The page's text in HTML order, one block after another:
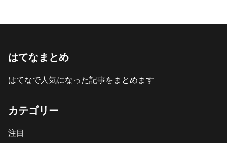
はてなまとめ
はてなで人気になった記事をまとめます
カテゴリー
注目